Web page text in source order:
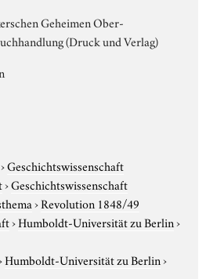
Geheimen Ober-
(Druck und Verlag)
Geschichtswissenschaft
›Geschichtswissenschaft
›Revolution 1848/49
›Humboldt-Universität zu Berlin›
Humboldt-Universität zu Berlin›